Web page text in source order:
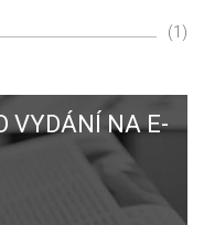
(1)
VYDÁNÍ NA E-